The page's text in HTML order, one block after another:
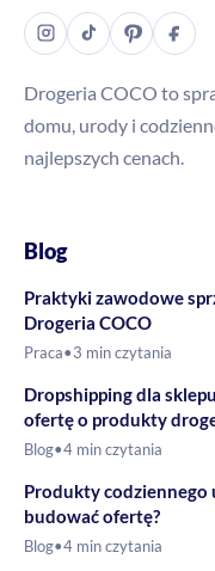
Drogeria COCO to
domu, urody i
najlepszych cenach.
Blog
Praktyki zawodowe
Drogeria COCO
Praca•3 min czytania
Dropshipping dla
ofertę o produkty
Blog•4 min czytania
Produkty
budować ofertę?
Blog•4 min czytania